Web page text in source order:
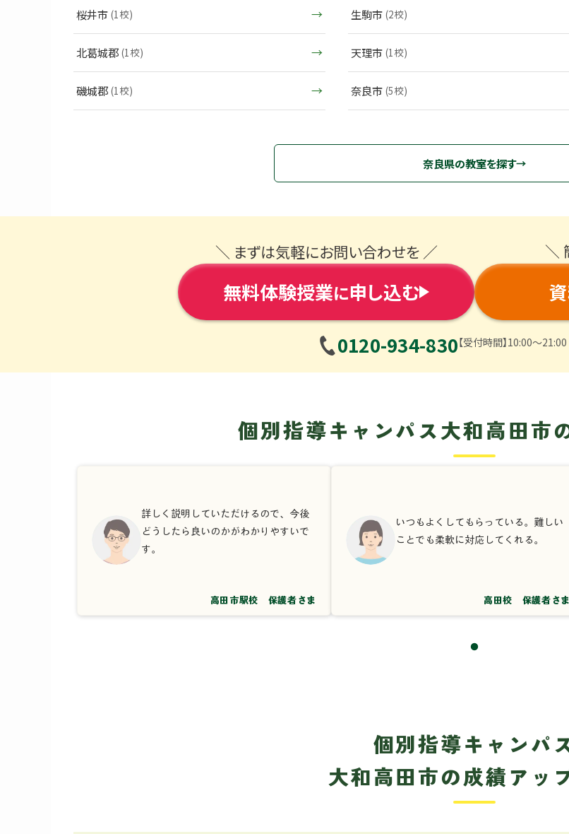
桜井市 (1校) 生駒市 (2校)
北葛城郡 (1校) 天理市 (1校)
磯城郡 (1校) 奈良市 (5校)
奈良県の教室を探す
＼ まずは気軽にお問い合わせを ／
無料体験授業に申し込む
＼
0120-934-830【受付時間】10:00〜21:00
個別指導キャンパス 大和高田市
詳しく説明していただけるので、今後
どうしたら良いのかがわかりやすいで
す。
高田市駅校 保護者さま
いつもよくしてもらっている。難しい
ことでも柔軟に対応してくれる。
高田校 保護者さま
個別指導キャンパ
大和高田市の成績アッ